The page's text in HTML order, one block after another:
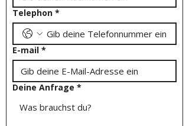
Telephon *
E-mail *
Deine Anfrage *